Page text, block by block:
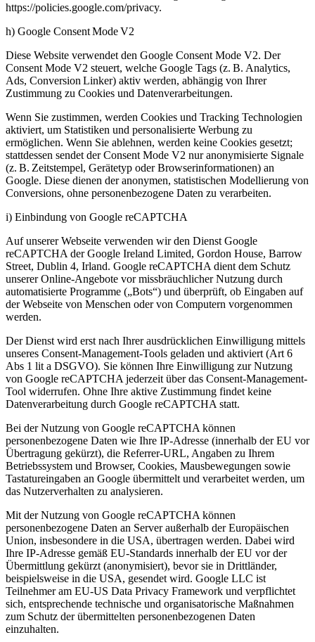
https://policies.google.com/privacy.
h) Google Consent Mode V2
Diese Website verwendet den Google Consent Mode V2. Der
Consent Mode V2 steuert, welche Google Tags (z. B. Analytics,
Ads, Conversion Linker) aktiv werden, abhängig von Ihrer
Zustimmung zu Cookies und Datenverarbeitungen.
Wenn Sie zustimmen, werden Cookies und Tracking Technologien
aktiviert, um Statistiken und personalisierte Werbung zu
ermöglichen. Wenn Sie ablehnen, werden keine Cookies gesetzt;
stattdessen sendet der Consent Mode V2 nur anonymisierte Signale
(z. B. Zeitstempel, Gerätetyp oder Browserinformationen) an
Google. Diese dienen der anonymen, statistischen Modellierung von
Conversions, ohne personenbezogene Daten zu verarbeiten.
i) Einbindung von Google reCAPTCHA
Auf unserer Webseite verwenden wir den Dienst Google
reCAPTCHA der Google Ireland Limited, Gordon House, Barrow
Street, Dublin 4, Irland. Google reCAPTCHA dient dem Schutz
unserer Online-Angebote vor missbräuchlicher Nutzung durch
automatisierte Programme („Bots“) und überprüft, ob Eingaben auf
der Webseite von Menschen oder von Computern vorgenommen
werden.
Der Dienst wird erst nach Ihrer ausdrücklichen Einwilligung mittels
unseres Consent-Management-Tools geladen und aktiviert (Art 6
Abs 1 lit a DSGVO). Sie können Ihre Einwilligung zur Nutzung
von Google reCAPTCHA jederzeit über das Consent-Management-
Tool widerrufen. Ohne Ihre aktive Zustimmung findet keine
Datenverarbeitung durch Google reCAPTCHA statt.
Bei der Nutzung von Google reCAPTCHA können
personenbezogene Daten wie Ihre IP-Adresse (innerhalb der EU vor
Übertragung gekürzt), die Referrer-URL, Angaben zu Ihrem
Betriebssystem und Browser, Cookies, Mausbewegungen sowie
Tastatureingaben an Google übermittelt und verarbeitet werden, um
das Nutzerverhalten zu analysieren.
Mit der Nutzung von Google reCAPTCHA können
personenbezogene Daten an Server außerhalb der Europäischen
Union, insbesondere in die USA, übertragen werden. Dabei wird
Ihre IP-Adresse gemäß EU-Standards innerhalb der EU vor der
Übermittlung gekürzt (anonymisiert), bevor sie in Drittländer,
beispielsweise in die USA, gesendet wird. Google LLC ist
Teilnehmer am EU-US Data Privacy Framework und verpflichtet
sich, entsprechende technische und organisatorische Maßnahmen
zum Schutz der übermittelten personenbezogenen Daten
einzuhalten.